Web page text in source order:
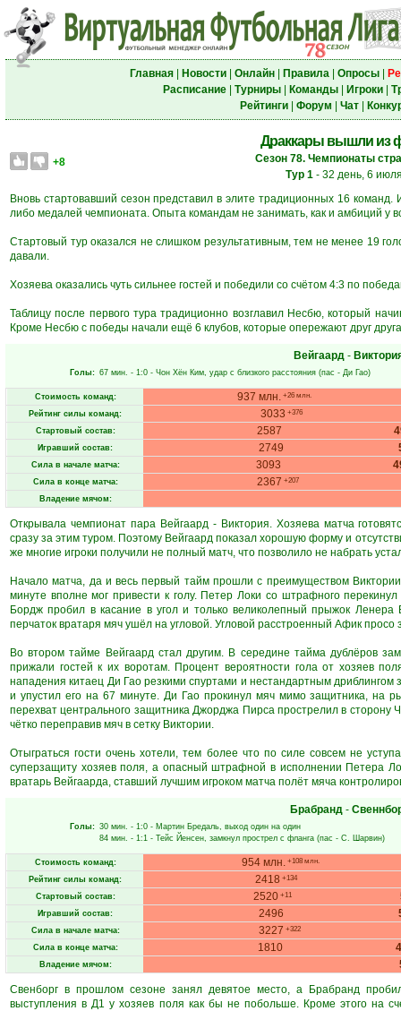
Главная| Новости| Онлайн| Правила| Опросы|
Расписание| Турниры| Команды| Игроки|
Рейтинги| Форум Чат|
Драккары вышли из
+8
Сезон 78. Чемпионаты
Тур 1 - 32 день, 6
Вновь стартовавший сезон представил в элите традиционных 16
либо медалей чемпионата. Опыта командам не занимать, как и амбиций у
Стартовый тур оказался не слишком результативным, тем не менее 19
давали.
Хозяева оказались чуть сильнее гостей и победили со счётом 4:3 по
Таблицу после первого тура традиционно возглавил Несбю, который
Кроме Несбю с победы начали ещё 6 клубов, которые опережают друг
Вейгаард -
Голы: 67 мин. - 1:0 - Чон Хён Ким, удар с близкого расстояния (пас - Ди Гао)
Стоимость команд: 937 млн. +26 млн.
Рейтинг силы команд: 3033 +376
Стартовый состав: 2587
Игравший состав: 2749
Сила в начале матча: 3093
Сила в конце матча: 2367 +207
Владение мячом:
Открывала чемпионат пара Вейгаард - Виктория. Хозяева матча
сразу за этим туром. Поэтому Вейгаард показал хорошую форму и
же многие игроки получили не полный матч, что позволило не набрать
Начало матча, да и весь первый тайм прошли с преимуществом
минуте вполне мог привести к голу. Петер Локи со штрафного
Бордж пробил в касание в угол и только великолепный прыжок
перчаток вратаря мяч ушёл на угловой. Угловой расстроенный Афик просо
Во втором тайме Вейгаард стал другим. В середине тайма дублёров
прижали гостей к их воротам. Процент вероятности гола от хозяев
нападения китаец Ди Гао резкими спуртами и нестандартным
и упустил его на 67 минуте. Ди Гао прокинул мяч мимо защитника, на
перехват центрального защитника Джорджа Пирса прострелил в
чётко переправив мяч в сетку Виктории.
Отыграться гости очень хотели, тем более что по силе совсем не
суперзащиту хозяев поля, а опасный штрафной в исполнении Петера
вратарь Вейгаарда, ставший лучшим игроком матча полёт мяча
Брабранд-
Голы: 30 мин. - 1:0 - Мартин Бредаль, выход один на один
84 мин. - 1:1 - Тейс Йенсен, замкнул прострел с фланга (пас - С. Шарвин)
Стоимость команд: 954 млн. +108 млн.
Рейтинг силы команд: 2418 +134
Стартовый состав: 2520+11
Игравший состав: 2496
Сила в начале матча: 3227 +322
Сила в конце матча: 1810
Владение мячом:
Свенборг в прошлом сезоне занял девятое место, а Брабранд
выступления в Д1 у хозяев поля как бы не побольше. Кроме этого на